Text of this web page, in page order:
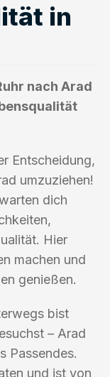
in
nach Arad
Entscheidung,
umzuziehen!
dich
Hier
machen und
genießen.
bist
– Arad
Passendes.
und ist von